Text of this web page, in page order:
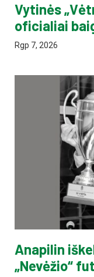
Vytinės
oficialiai
Rgp 7, 2026
Anapilin
„Nevėžio“